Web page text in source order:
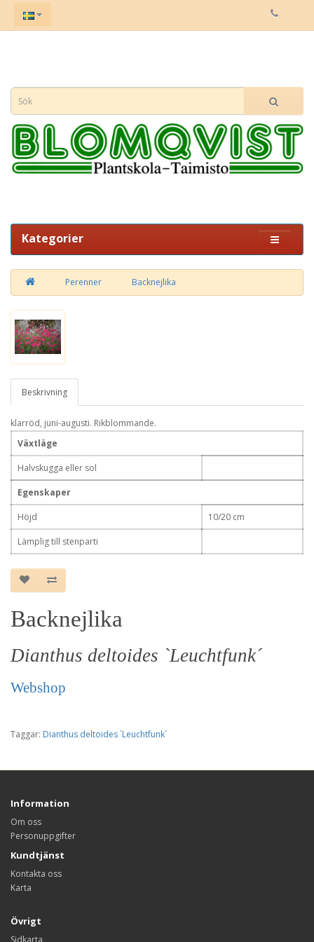
Kategorier
Perenner Backnejlika
Beskrivning
klarröd, juni-augusti. Rikblommande.
Växtläge
Halvskugga eller sol
Egenskaper
Höjd 10/20 cm
Lämplig till stenparti
Backnejlika
Dianthus deltoides `Leuchtfunk´
Webshop
Taggar: Dianthus deltoides `Leuchtfunk´
Information
Om oss
Personuppgifter
Kundtjänst
Kontakta oss
Karta
Övrigt
Sidkarta